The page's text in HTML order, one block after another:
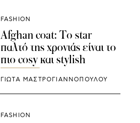
FASHION
Afghan coat: Το star
παλτό της χρονιάς είναι το
πιο cosy και stylish
ΓΙΩΤΑ ΜΑΣΤΡΟΓΙΑΝΝΟΠΟΥΛΟΥ
FASHION